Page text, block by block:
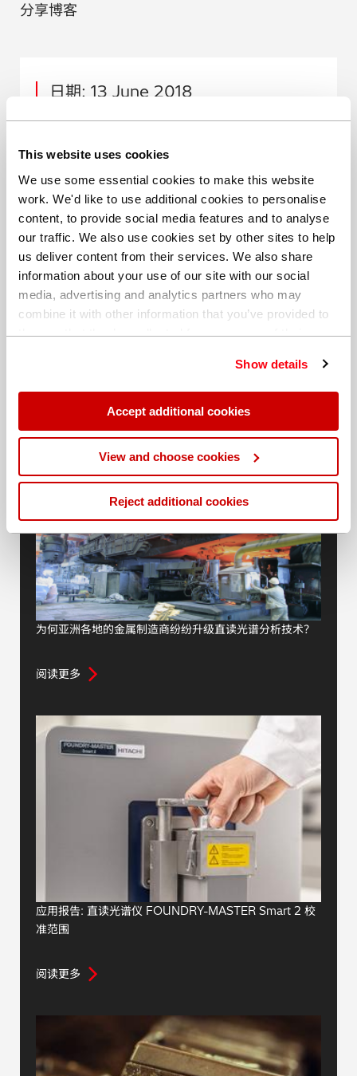
This website uses cookies
We use some essential cookies to make this website
work. We'd like to use additional cookies to personalise
content, to provide social media features and to analyse
our traffic. We also use cookies set by other sites to help
us deliver content from their services. We also share
information about your use of our site with our social
media, advertising and analytics partners who may
combine it with other information that you’ve provided to
them or that they’ve collected from your use of their
Show details
Accept additional cookies
View and choose cookies
Reject additional cookies
分享博客
日期: 13 June 2018
Product Manager
分享博客
为何亚洲各地的金属制造商纷纷升级直读光谱分析技术？
阅读更多
应用报告: 直读光谱仪 FOUNDRY-MASTER Smart 2 校
准范围
阅读更多